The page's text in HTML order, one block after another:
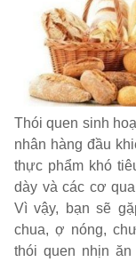
Thói quen sinh
nhân hàng đầu
thực phẩm khó
dày và các cơ
Vì vậy, bạn sẽ
chua, ợ nóng,
thói quen nhịn